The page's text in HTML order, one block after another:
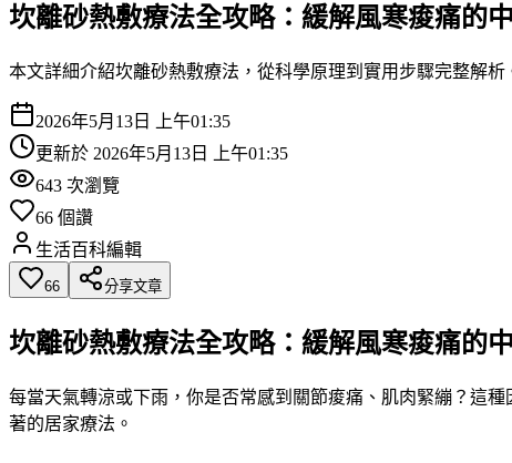
坎離砂熱敷療法全攻略：緩解風寒痠痛的
本文詳細介紹坎離砂熱敷療法，從科學原理到實用步驟完整解
2026年5月13日 上午01:35
更新於 2026年5月13日 上午01:35
643 次瀏覽
66 個讚
生活百科編輯
66 分享文章
坎離砂熱敷療法全攻略：緩解風寒痠痛的
每當天氣轉涼或下雨，你是否常感到關節痠痛、肌肉緊繃？這
著的居家療法。